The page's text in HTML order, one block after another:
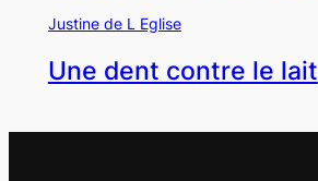
Justine de L Eglise
Une dent contre le lait